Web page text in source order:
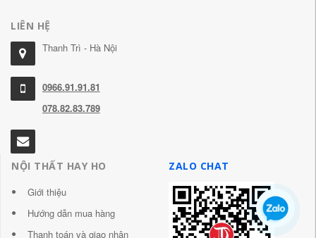
LIÊN HỆ
Thanh Trì - Hà Nội
0966.91.91.81
078.82.83.789
NỘI THẤT HAY HO
Giới thiệu
Hướng dẫn mua hàng
Thanh toán và giao nhận
ZALO CHAT